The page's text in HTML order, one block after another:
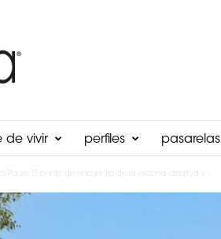
de vivir perfiles pasarelas
Paulo. El punto de encuentro de la escena creativa y...